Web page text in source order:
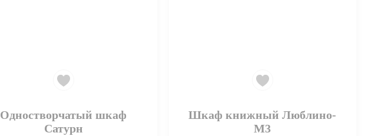
Одностворчатый шкаф
Сатурн
Шкаф книжный Люблино-
М3